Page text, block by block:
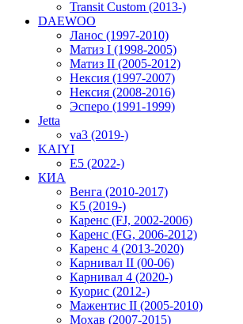
Transit Custom (2013-)
DAEWOO
Ланос (1997-2010)
Матиз I (1998-2005)
Матиз II (2005-2012)
Нексия (1997-2007)
Нексия (2008-2016)
Эсперо (1991-1999)
Jetta
va3 (2019-)
KAIYI
E5 (2022-)
КИА
Венга (2010-2017)
K5 (2019-)
Каренс (FJ, 2002-2006)
Каренс (FG, 2006-2012)
Каренс 4 (2013-2020)
Карнивал II (00-06)
Карнивал 4 (2020-)
Куорис (2012-)
Мажентис II (2005-2010)
Мохав (2007-2015)